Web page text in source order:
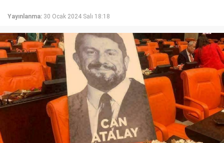
Yayınlanma: 30 Ocak 2024 Salı 18:18